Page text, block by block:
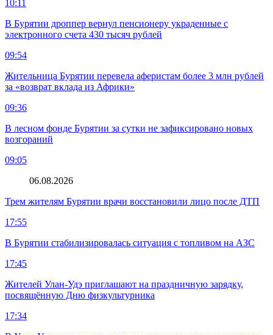
10:11
В Бурятии дроппер вернул пенсионеру украденные с
электронного счета 430 тысяч рублей
09:54
Жительница Бурятии перевела аферистам более 3 млн рублей
за «возврат вклада из Африки»
09:36
В лесном фонде Бурятии за сутки не зафиксировано новых
возгораний
09:05
06.08.2026
Трем жителям Бурятии врачи восстановили лицо после ДТП
17:55
В Бурятии стабилизировалась ситуация с топливом на АЗС
17:45
Жителей Улан-Удэ приглашают на праздничную зарядку,
посвящённую Дню физкультурника
17:34